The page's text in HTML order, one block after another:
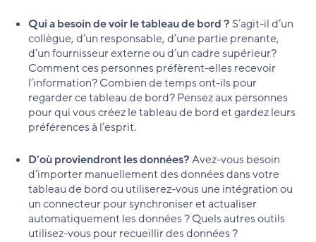
Qui a besoin de voir le tableau de bord ? S’agit-il d’un
collègue, d’un responsable, d’une partie prenante,
d’un fournisseur externe ou d’un cadre supérieur?
Comment ces personnes préfèrent-elles recevoir
l’information? Combien de temps ont-ils pour
regarder ce tableau de bord? Pensez aux personnes
pour qui vous créez le tableau de bord et gardez leurs
préférences à l’esprit.
D’où proviendront les données?Avez-vous besoin
d’importer manuellement des données dans votre
tableau de bord ou utiliserez-vous une intégration ou
un connecteur pour synchroniser et actualiser
automatiquement les données ? Quels autres outils
utilisez-vous pour recueillir des données ?